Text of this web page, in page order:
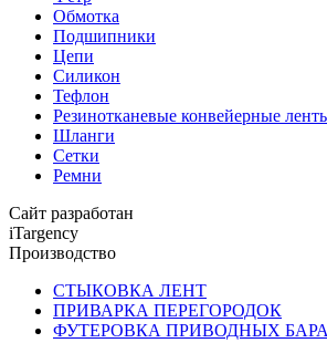
Обмотка
Подшипники
Цепи
Силикон
Тефлон
Резинотканевые конвейерные
Шланги
Сетки
Ремни
Сайт разработан
iTargency
Производство
СТЫКОВКА ЛЕНТ
ПРИВАРКА ПЕРЕГОРОДОК
ФУТЕРОВКА ПРИВОДНЫХ